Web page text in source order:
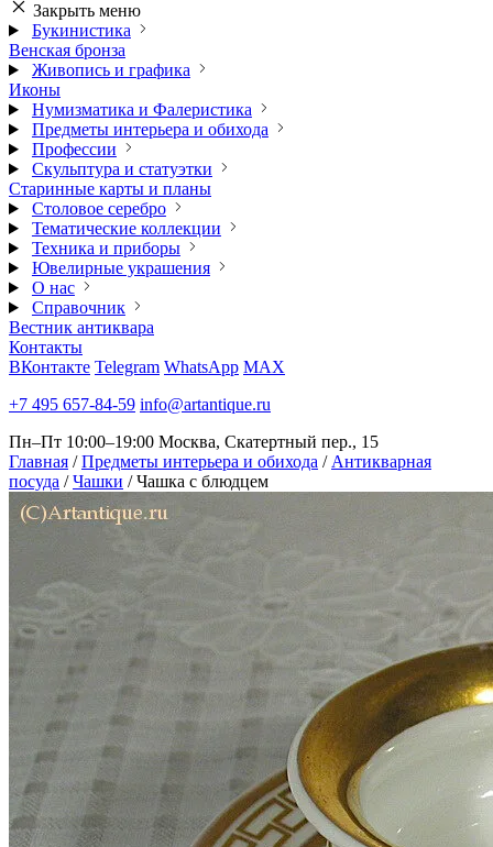
Закрыть меню
Букинистика
Венская бронза
Живопись и графика
Иконы
Нумизматика и Фалеристика
Предметы интерьера и обихода
Профессии
Скульптура и статуэтки
Старинные карты и планы
Столовое серебро
Тематические коллекции
Техника и приборы
Ювелирные украшения
О нас
Справочник
Вестник антиквара
Контакты
ВКонтакте Telegram WhatsApp MAX
+7 495 657-84-59 info@artantique.ru
Пн–Пт 10:00–19:00 Москва, Скатертный пер., 15
Главная / Предметы интерьера и обихода / Антикварная
посуда / Чашки / Чашка с блюдцем